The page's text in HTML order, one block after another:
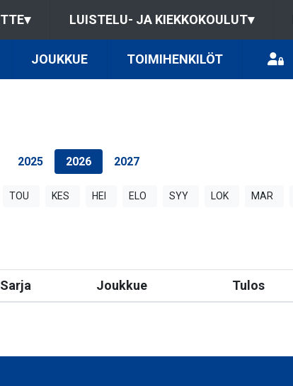
▾ LUISTELU- JA KIEKKOKOULUT▾
JOUKKUE TOIMIHENKILÖT
2025 2026 2027
TOU KES HEI ELO SYY LOK MAR
Sarja Joukkue Tulos